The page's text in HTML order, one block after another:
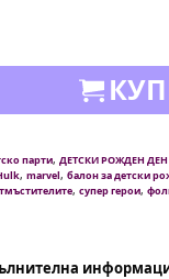
парти, ДЕТСКИ РОЖДЕН ДЕН
, marvel, балон за детски
, супер герои,